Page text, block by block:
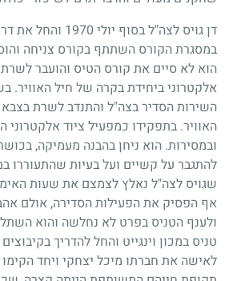
דן גויס לצה"ל בסוף יולי 1970 והחל את
במסגרת הקורס השתתף בקורס צניחה
הוא לא סיים את קורס הטיס והועבר
אלקטרוני ביחידת בקרה של חיל האוויר.
השירות הסדיר בצה"ל והתנדב לשרת
האוויר. בתפקידו כמפעיל ציוד אלקטרוני
ובמסירות. הוא ניחן בהבנה מעמיקה,
להתגבר על קשיים ועל בעיות שהתעוררו
שגויס לצה"ל נאלץ לצמצם את שעות
אף הפסיק את הפעילות הסדירה, אולם
ולענף הטניס בפרט לא נחלשה והוא
טניס במכון וינגייט והחל להדריך
לאישה את חברתו מיכל יצחקי ויחד